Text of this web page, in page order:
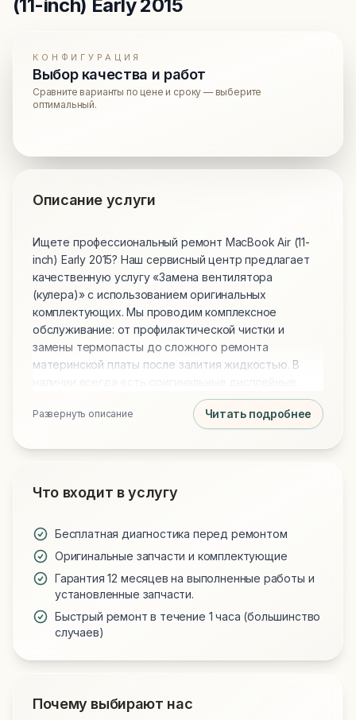
(11-inch) Early 2015
КОНФИГУРАЦИЯ
Выбор качества и работ
Сравните варианты по цене и сроку — выберите
оптимальный.
Описание услуги
Ищете профессиональный ремонт MacBook Air (11-
inch) Early 2015? Наш сервисный центр предлагает
качественную услугу «Замена вентилятора
(кулера)» с использованием оригинальных
комплектующих. Мы проводим комплексное
обслуживание: от профилактической чистки и
замены термопасты до сложного ремонта
материнской платы после залития жидкостью. В
модули, новые аккумуляторы и клавиатуры для
всех моделей. Обращаясь к нам, вы получаете
вашего устройства.
Развернуть описание Читать подробнее
Что входит в услугу
Бесплатная диагностика перед ремонтом
Оригинальные запчасти и комплектующие
Гарантия 12 месяцев на выполненные работы и
установленные запчасти.
Быстрый ремонт в течение 1 часа (большинство
случаев)
Почему выбирают нас